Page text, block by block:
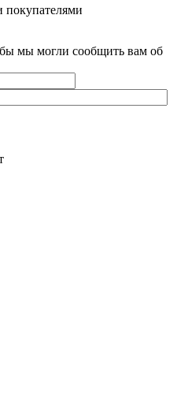
покупателями
мы могли сообщить вам об